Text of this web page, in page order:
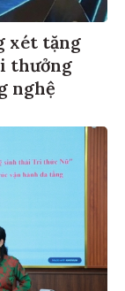
xét tặng
thưởng
nghệ